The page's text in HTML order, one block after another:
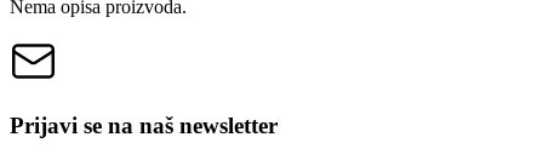
Nema opisa proizvoda.
Prijavi se na naš newsletter